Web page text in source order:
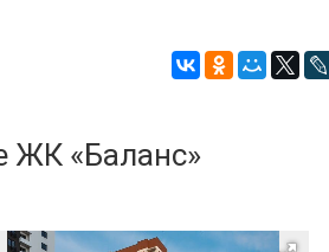
ДОМ
ЖК «Баланс»